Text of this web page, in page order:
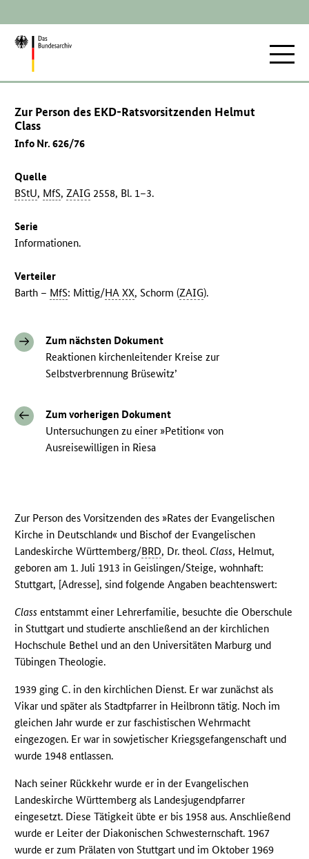
Zur
Zur Person des EKD-Ratsvorsitzenden Helmut
Class
Info Nr. 626/76
Quelle
BStU, MfS,ZAIG 2558, Bl. 1–3.
Serie
Informationen.
Verteiler
Barth – MfS: Mittig/HA XX, Schorm (ZAIG).
Zum nächsten Dokument
Reaktionen kirchenleitender Kreise zur
Selbstverbrennung Brüsewitz’
Zum vorherigen Dokument
Untersuchungen zu einer »Petition« von
Ausreisewilligen in Riesa
Zur Person des Vorsitzenden des »Rates der Evangelischen
Kirche in Deutschland« und Bischof der Evangelischen
Landeskirche Württemberg/BRD, Dr. theol. Class, Helmut,
geboren am 1. Juli 1913 in Geislingen/Steige, wohnhaft:
Stuttgart, [Adresse], sind folgende Angaben beachtenswert:
Class entstammt einer Lehrerfamilie, besuchte die Oberschule
in Stuttgart und studierte anschließend an der kirchlichen
Hochschule Bethel und an den Universitäten Marburg und
Tübingen Theologie.
1939 ging C. in den kirchlichen Dienst. Er war zunächst als
Vikar und später als Stadtpfarrer in Heilbronn tätig. Noch im
gleichen Jahr wurde er zur faschistischen Wehrmacht
eingezogen. Er war in sowjetischer Kriegsgefangenschaft und
wurde 1948 entlassen.
Nach seiner Rückkehr wurde er in der Evangelischen
Landeskirche Württemberg als Landesjugendpfarrer
eingesetzt. Diese Tätigkeit übte er bis 1958 aus. Anschließend
wurde er Leiter der Diakonischen Schwesternschaft. 1967
wurde er zum Prälaten von Stuttgart und im Oktober 1969